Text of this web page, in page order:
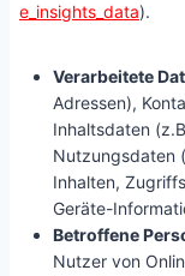
e_insights_data).
Verarbeitete
Adressen),
Inhaltsdaten
Nutzungsdaten
Inhalten,
Geräte-
Betroffene
Nutzer von